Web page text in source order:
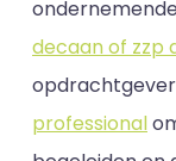
decaan of zzp
professional